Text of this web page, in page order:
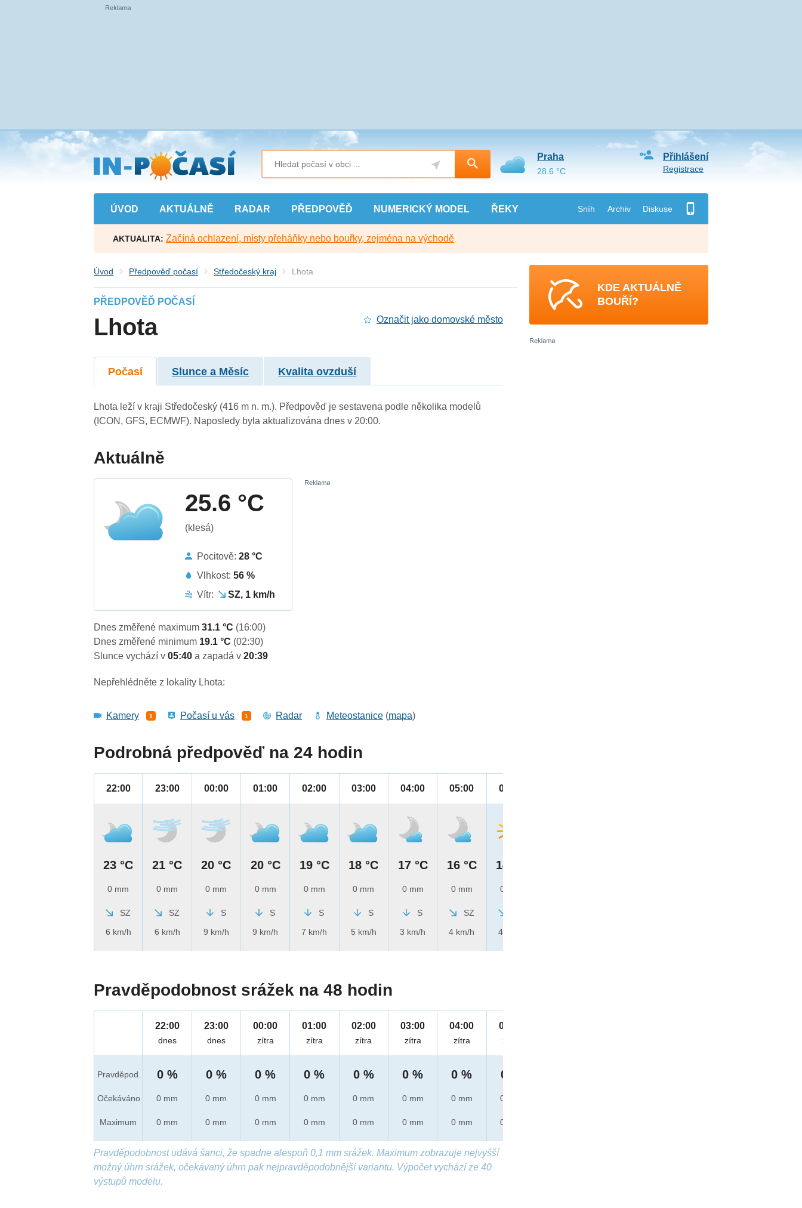
Přejít
na
hlavní
obsah
ÚVOD AKTUÁLNĚ RADAR PŘEDPOVĚĎ NUMERICKÝ MODEL ŘEKY Sníh Archiv Diskuse
Přihlášení
Registrace
Praha
28.6 °C
AKTUALITA: Začíná ochlazení, místy přeháňky nebo bouřky, zejména na východě
Úvod Předpověď počasí Středočeský kraj Lhota
PŘEDPOVĚĎ POČASÍ
Lhota Označit jako domovské město
Počasí Slunce a Měsíc Kvalita ovzduší
Lhota leží v kraji Středočeský (416 m n. m.). Předpověď je sestavena podle několika modelů
(ICON, GFS, ECMWF). Naposledy byla aktualizována dnes v 20:00.
Aktuálně
25.6 °C
(klesá)
Pocitově:28 °C
Vlhkost:56 %
Vítr:
SZ, 1 km/h
Dnes změřené maximum31.1 °C (16:00)
Dnes změřené minimum 19.1 °C (02:30)
Slunce vychází v05:40a zapadá v20:39
Nepřehlédněte z lokality Lhota:
Kamery 1 Počasí u vás 1 Radar Meteostanice (mapa)
Podrobná předpověď na 24 hodin
22:00
23 °C
0 mm
SZ
6 km/h
23:00
21 °C
0 mm
SZ
6 km/h
00:00
20 °C
0 mm
S
9 km/h
01:00
20 °C
0 mm
S
9 km/h
02:00
19 °C
0 mm
S
7 km/h
03:00
18 °C
0 mm
S
5 km/h
04:00
17 °C
0 mm
S
3 km/h
05:00
16 °C
0 mm
SZ
4 km/h
06:00
14 °C
0 mm
4 km/h
Pravděpodobnost srážek na 48 hodin
Pravděpod.
Očekáváno
Maximum
22:00
dnes
0 %
0 mm
0 mm
23:00
dnes
0 %
0 mm
0 mm
00:00
zítra
0 %
0 mm
0 mm
01:00
zítra
0 %
0 mm
0 mm
02:00
zítra
0 %
0 mm
0 mm
03:00
zítra
0 %
0 mm
0 mm
04:00
zítra
0 %
0 mm
0 mm
05:00
zítra
0 %
0 mm
0 mm
Pravděpodobnost udává šanci, že spadne alespoň 0,1 mm srážek. Maximum zobrazuje nejvyšší
možný úhrn srážek, očekávaný úhrn pak nejpravděpodobnější variantu. Výpočet vychází ze 40
výstupů modelu.
KDE AKTUÁLNĚ
BOUŘÍ?